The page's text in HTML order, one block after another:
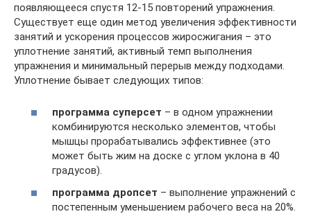
появляющееся спустя 12-15 повторений упражнения.
Существует еще один метод увеличения эффективности
занятий и ускорения процессов жиросжигания – это
уплотнение занятий, активный темп выполнения
упражнения и минимальный перерыв между подходами.
Уплотнение бывает следующих типов:
программа суперсет – в одном упражнении
комбинируются несколько элементов, чтобы
мышцы прорабатывались эффективнее (это
может быть жим на доске с углом уклона в 40
градусов).
программа дропсет – выполнение упражнений с
постепенным уменьшением рабочего веса на 20%.